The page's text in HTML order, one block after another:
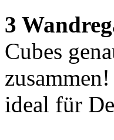
3
Cubes
ideal für